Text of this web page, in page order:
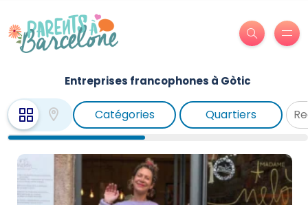
Entreprises francophones à Gòtic
Catégories Quartiers